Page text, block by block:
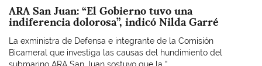
ARA San Juan: “El Gobierno tuvo una
indiferencia dolorosa”, indicó Nilda Garré
La exministra de Defensa e integrante de la Comisión
Bicameral que investiga las causas del hundimiento del
submarino ARA San Juan sostuvo que la “...